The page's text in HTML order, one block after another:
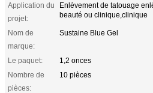
Application du
projet:
Enlèvement de tatouage
beauté ou clinique,clinique
Nom de
marque:
Sustaine Blue Gel
Le paquet:
1,2 onces
Nombre de
pièces:
10 pièces